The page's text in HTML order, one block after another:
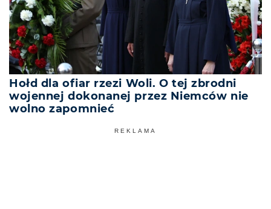
Hołd dla ofiar rzezi Woli. O tej zbrodni
wojennej dokonanej przez Niemców nie
wolno zapomnieć
REKLAMA